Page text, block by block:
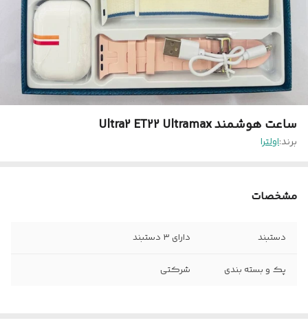
ساعت‌ هوشمند Ultra2 ET22 Ultramax
برند:اولترا
مشخصات
دستبند دارای ۳ دستبند
پک و بسته بندی شرکتی